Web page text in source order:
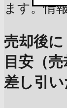
ます。情
売却後
目安（
差し引い